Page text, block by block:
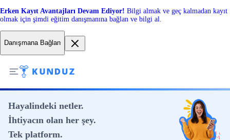
Erken Kayıt Avantajları Devam Ediyor! Bilgi almak ve geç kalmadan kayıt
olmak için şimdi eğitim danışmanına bağlan ve bilgi al.
Danışmana Bağlan
Hayalindeki netler.
İhtiyacın olan her şey.
Tek platform.